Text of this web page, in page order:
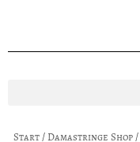
Start/ Damastringe Shop/